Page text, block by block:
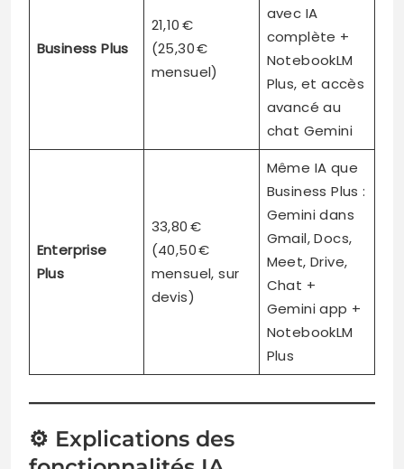
Business Plus
21,10 €
(25,30 €
mensuel)
avec IA
complète +
NotebookLM
Plus, et accès
avancé au
chat Gemini
Enterprise
Plus
33,80 €
(40,50 €
mensuel, sur
devis)
Même IA que
Business Plus :
Gemini dans
Gmail, Docs,
Meet, Drive,
Chat +
Gemini app +
NotebookLM
Plus
⚙️ Explications des